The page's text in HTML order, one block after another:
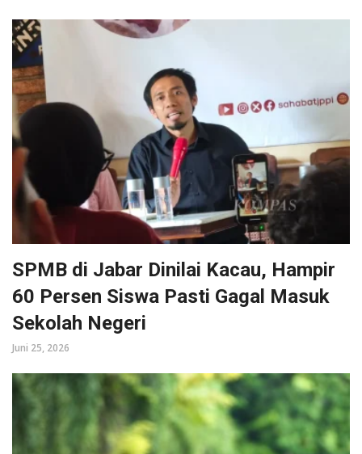
SPMB di Jabar Dinilai Kacau, Hampir
60 Persen Siswa Pasti Gagal Masuk
Sekolah Negeri
Juni 25, 2026